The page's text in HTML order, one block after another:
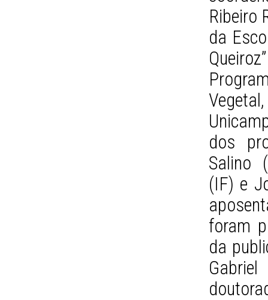
Ribeiro
da
dos
Salino
(IF) e
foram
da